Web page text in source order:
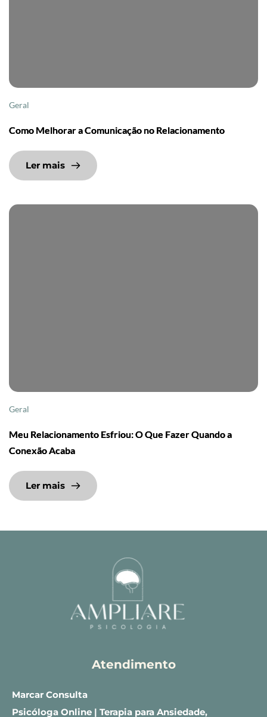
Geral
Como Melhorar a Comunicação no Relacionamento
Ler mais
Geral
Meu Relacionamento Esfriou: O Que Fazer Quando a
Conexão Acaba
Ler mais
Atendimento
Marcar Consulta
Psicóloga Online | Terapia para Ansiedade,